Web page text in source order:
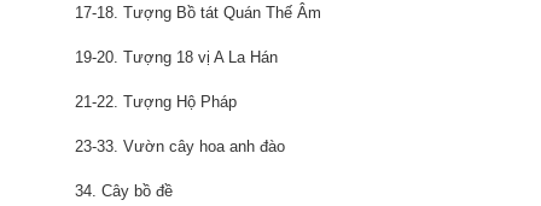
17-18. Tượng Bồ tát Quán Thế Âm
19-20. Tượng 18 vị A La Hán
21-22. Tượng Hộ Pháp
23-33. Vườn cây hoa anh đào
34. Cây bồ đề